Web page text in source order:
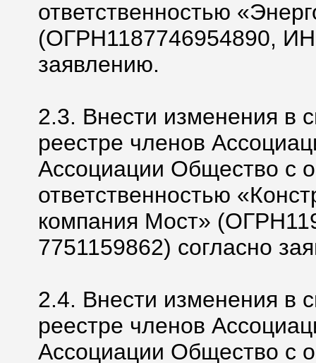
ответственностью
(ОГРН1187746954890,
заявлению.
2.3. Внести изменения в
реестре членов
Ассоциации Общество с
ответственностью
компания Мост»
7751159862) согласно
2.4. Внести изменения в
реестре членов
Ассоциации Общество с